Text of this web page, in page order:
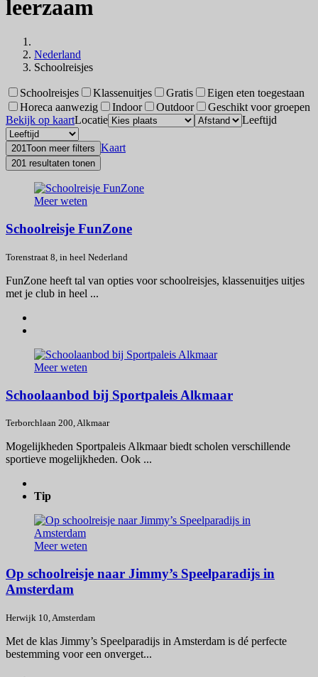
leerzaam
Nederland
Schoolreisjes
Schoolreisjes Klassenuitjes Gratis
Eigen eten toegestaan
Horeca aanwezig
Indoor Outdoor
Geschikt voor groepen
Bekijk op kaartLocatie Leeftijd
201Toon meer filters Kaart
201 resultaten tonen
Meer weten
Schoolreisje FunZone
Torenstraat 8, in heel Nederland
FunZone heeft tal van opties voor schoolreisjes, klassenuitjes uitjes
met je club in heel ...
Meer weten
Schoolaanbod bij Sportpaleis Alkmaar
Terborchlaan 200, Alkmaar
Mogelijkheden Sportpaleis Alkmaar biedt scholen verschillende
sportieve mogelijkheden. Ook ...
Tip
Meer weten
Op schoolreisje naar Jimmy’s Speelparadijs in
Amsterdam
Herwijk 10, Amsterdam
Met de klas Jimmy’s Speelparadijs in Amsterdam is dé perfecte
bestemming voor een onverget...